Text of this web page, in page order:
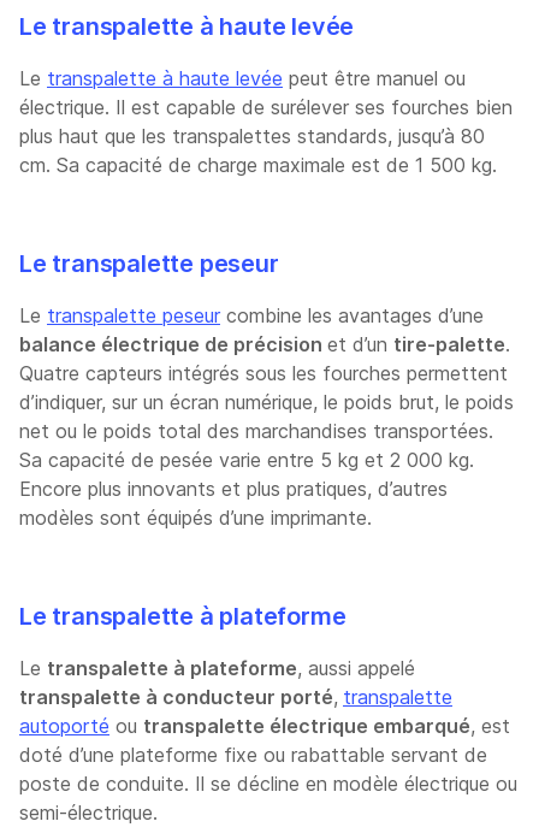
Le transpalette à haute levée
Le transpalette à haute levée peut être manuel ou
électrique. Il est capable de surélever ses fourches bien
plus haut que les transpalettes standards, jusqu’à 80
cm. Sa capacité de charge maximale est de 1 500 kg.
Le transpalette peseur
Le transpalette peseur combine les avantages d’une
balance électrique de précision et d’un tire-palette.
Quatre capteurs intégrés sous les fourches permettent
d’indiquer, sur un écran numérique, le poids brut, le poids
net ou le poids total des marchandises transportées.
Sa capacité de pesée varie entre 5 kg et 2 000 kg.
Encore plus innovants et plus pratiques, d’autres
modèles sont équipés d’une imprimante.
Le transpalette à plateforme
Le transpalette à plateforme, aussi appelé
transpalette à conducteur porté, transpalette
autoporté ou transpalette électrique embarqué, est
doté d’une plateforme fixe ou rabattable servant de
poste de conduite. Il se décline en modèle électrique ou
semi-électrique.